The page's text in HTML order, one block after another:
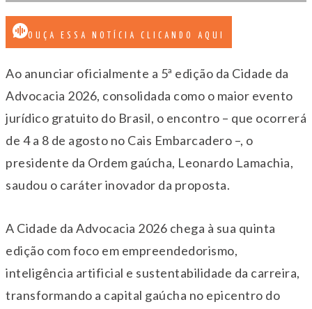
OUÇA ESSA NOTÍCIA CLICANDO AQUI
Ao anunciar oficialmente a 5ª edição da Cidade da
Advocacia 2026, consolidada como o maior evento
jurídico gratuito do Brasil, o encontro – que ocorrerá
de 4 a 8 de agosto no Cais Embarcadero –, o
presidente da Ordem gaúcha, Leonardo Lamachia,
saudou o caráter inovador da proposta.
A Cidade da Advocacia 2026 chega à sua quinta
edição com foco em empreendedorismo,
inteligência artificial e sustentabilidade da carreira,
transformando a capital gaúcha no epicentro do